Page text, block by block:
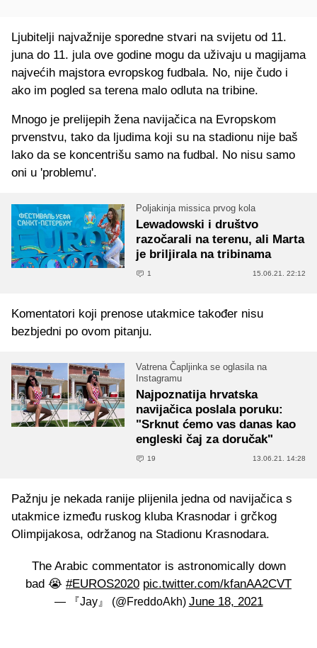
Ljubitelji najvažnije sporedne stvari na svijetu od 11.
juna do 11. jula ove godine mogu da uživaju u magijama
najvećih majstora evropskog fudbala. No, nije čudo i
ako im pogled sa terena malo odluta na tribine.
Mnogo je prelijepih žena navijačica na Evropskom
prvenstvu, tako da ljudima koji su na stadionu nije baš
lako da se koncentrišu samo na fudbal. No nisu samo
oni u 'problemu'.
Poljakinja missica prvog kola
Lewadowski i društvo
razočarali na terenu, ali Marta
je briljirala na tribinama
1 15.06.21. 22:12
Komentatori koji prenose utakmice također nisu
bezbjedni po ovom pitanju.
Vatrena Čapljinka se oglasila na
Instagramu
Najpoznatija hrvatska
navijačica poslala poruku:
"Srknut ćemo vas danas kao
engleski čaj za doručak"
19 13.06.21. 14:28
Pažnju je nekada ranije plijenila jedna od navijačica s
utakmice između ruskog kluba Krasnodar i grčkog
Olimpijakosa, održanog na Stadionu Krasnodara.
The Arabic commentator is astronomically down
bad 😭 #EUROS2020 pic.twitter.com/kfanAA2CVT
— 『Jay』 (@FreddoAkh) June 18, 2021